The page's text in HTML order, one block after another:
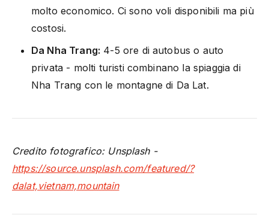
molto economico. Ci sono voli disponibili ma più
costosi.
Da Nha Trang: 4-5 ore di autobus o auto
privata - molti turisti combinano la spiaggia di
Nha Trang con le montagne di Da Lat.
Credito fotografico: Unsplash -
https://source.unsplash.com/featured/?
dalat,vietnam,mountain